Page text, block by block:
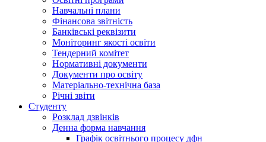
Навчальні плани
Фінансова звітність
Банківські реквізити
Моніторинг якості освіти
Тендерний комітет
Нормативні документи
Документи про освіту
Матеріально-технічна база
Річні звіти
Студенту
Розклад дзвінків
Денна форма навчання
Графік освітнього процесу дфн